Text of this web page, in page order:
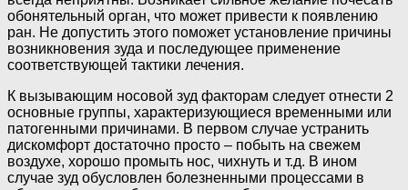
обонятельный орган, что может привести к появлению
ран. Не допустить этого поможет установление причины
возникновения зуда и последующее применение
соответствующей тактики лечения.
К вызывающим носовой зуд факторам следует отнести 2
основные группы, характеризующиеся временными или
патогенными причинами. В первом случае устранить
дискомфорт достаточно просто – побыть на свежем
воздухе, хорошо промыть нос, чихнуть и т.д. В ином
случае зуд обусловлен болезненными процессами в